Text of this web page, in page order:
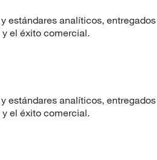
estándares analíticos,
el éxito comercial.
estándares analíticos,
el éxito comercial.